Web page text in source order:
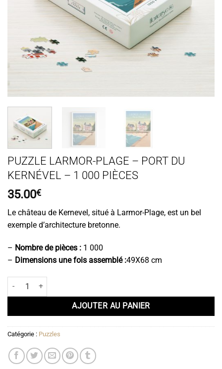
PUZZLE LARMOR-PLAGE – PORT DU
KERNÉVEL – 1 000 PIÈCES
35.00€
Le château de Kernevel, situé à Larmor-Plage, est un bel
exemple d’architecture bretonne.
– Nombre de pièces : 1 000
– Dimensions une fois assemblé :49X68 cm
quantité de Puzzle Larmor-Plage - Port du Kernével - 1 000 pièces
AJOUTER AU PANIER
Catégorie : Puzzles